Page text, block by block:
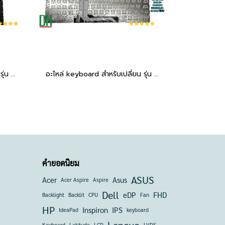
อะไหล่ keyboard สำหรับเปลี่ยน รุ่น Spectre X360 13-AP,ENVY x360 13-AR,13-AG 13-AH มีไฟ อะไหล่ keyboard สำหรับเปลี่ยน รุ่น Victus 16-D 16T-D 16-R 16-E 16-S TPN-Q263 TPN-Q264,Victus 15-FB 15-FB0015NR FB1013DX,15-FA 15-FB ไม่มีไฟ
คำยอดนิยม
Acer Acer Aspire Aspire Asus ASUS
Backlight Backlit CPU Dell eDP Fan FHD
HP IdeaPad Inspiron IPS keyboard